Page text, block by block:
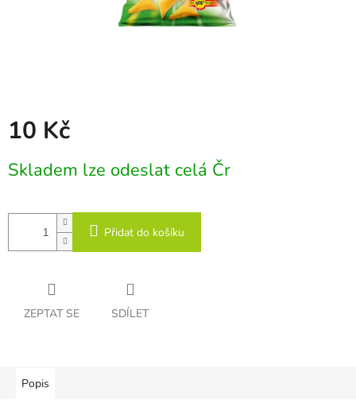
10 Kč
cena:
Skladem lze odeslat celá Čr
Přidat do košíku
ZEPTAT SE SDÍLET
Popis